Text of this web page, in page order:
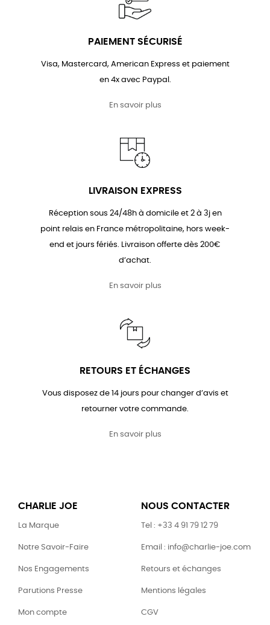
PAIEMENT SÉCURISÉ
Visa, Mastercard, American Express et paiement
en 4x avec Paypal.
En savoir plus
LIVRAISON EXPRESS
Réception sous 24/48h à domicile et 2 à 3j en
point relais en France métropolitaine, hors week-
end et jours fériés. Livraison offerte dès 200€
d’achat.
En savoir plus
RETOURS ET ÉCHANGES
Vous disposez de 14 jours pour changer d’avis et
retourner votre commande.
En savoir plus
CHARLIE JOE
La Marque
Notre Savoir-Faire
Nos Engagements
Parutions Presse
Mon compte
NOUS CONTACTER
Tel : +33 4 91 79 12 79
Email : info@charlie-joe.com
Retours et échanges
Mentions légales
CGV